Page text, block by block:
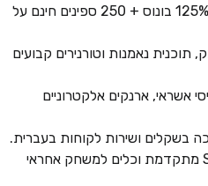
בונוס קבלת פנים נדיב: עד 125% בונוס + 250 ספינים חינם על
תוכנית נאמנות וטורנירים קבועים
אשראי, ארנקים אלקטרוניים
בשקלים ושירות לקוחות בעברית.
רישיון קוראסאו, הצפנת SSL מתקדמת וכלים למשחק אחראי